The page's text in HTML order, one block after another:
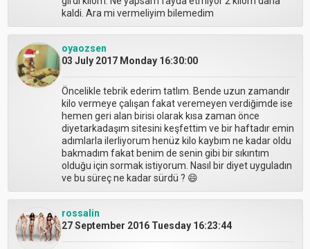
kaldi. Ara mi vermeliyim bilemedim
oyaozsen
03 July 2017 Monday 16:30:00
Öncelikle tebrik ederim tatlım. Bende uzun zamandır
kilo vermeye çalışan fakat veremeyen verdiğimde ise
hemen geri alan birisi olarak kısa zaman önce
diyetarkadaşım sitesini keşfettim ve bir haftadır emin
adımlarla ilerliyorum henüz kilo kaybım ne kadar oldu
bakmadım fakat benim de senin gibi bir sıkıntım
olduğu için sormak istiyorum. Nasıl bir diyet uyguladın
ve bu süreç ne kadar sürdü ? 😄
rossalin
27 September 2016 Tuesday 16:23:44